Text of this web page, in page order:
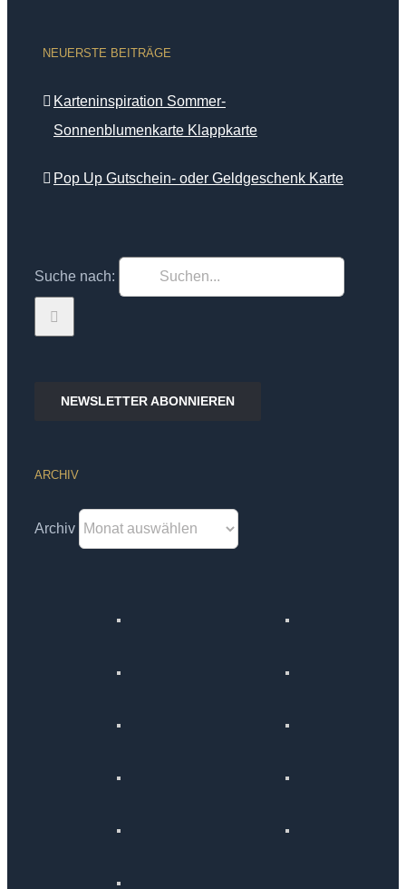
NEUERSTE BEITRÄGE
Karteninspiration Sommer-
Sonnenblumenkarte Klappkarte
Pop Up Gutschein- oder Geldgeschenk Karte
Suche nach:
NEWSLETTER ABONNIEREN
ARCHIV
Archiv